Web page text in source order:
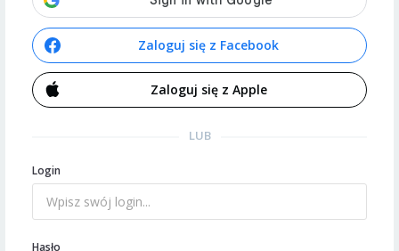
Zaloguj się z Facebook
Zaloguj się z Apple
LUB
Login
Hasło